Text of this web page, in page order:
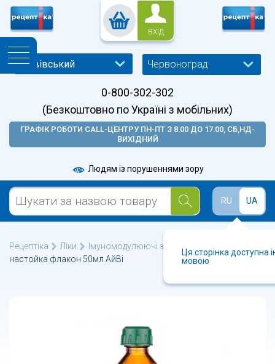
ВХІД
Червоноград
0-800-302-302
(Безкоштовно по Україні з мобільних)
ГРАФІК РОБОТИ CALL-ЦЕНТРУ ПН-ПТ З 8:00 ДО 17:00, СБ,НД-
ВИХІДНИЙ
Людям із порушеннями зору
RU UA
Ця сторінка доступна
мовою
Рецептіка Ліки Імуномодулюючі засоби
настойка флакон 50мл АйВі